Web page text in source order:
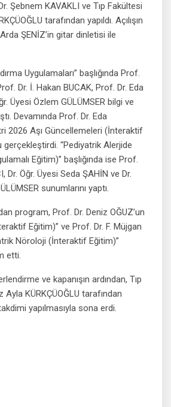
Şebnem KAVAKLI ve Tıp Fakültesi
tarafından yapıldı. Açılışın
ŞENİZ’in gitar dinletisi ile
Uygulamaları” başlığında Prof.
Dr. İ. Hakan BUCAK, Prof. Dr. Eda
Üyesi Özlem GÜLÜMSER bilgi ve
Devamında Prof. Dr. Eda
2026 Aşı Güncellemeleri (İnteraktif
“Pediyatrik Alerjide
Eğitim)” başlığında ise Prof.
Dr. Öğr. Üyesi Seda ŞAHİN ve Dr.
sunumlarını yaptı.
program, Prof. Dr. Deniz OĞUZ’un
Eğitim)” ve Prof. Dr. F. Müjgan
Nöroloji (İnteraktif Eğitim)”
etti.
ve kapanışın ardından, Tıp
Ayla KÜRKÇÜOĞLU tarafından
yapılmasıyla sona erdi.